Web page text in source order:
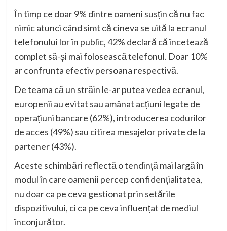
În timp ce doar 9% dintre oameni susțin că nu fac
nimic atunci când simt că cineva se uită la ecranul
telefonului lor în public, 42% declară că încetează
complet să-și mai folosească telefonul. Doar 10%
ar confrunta efectiv persoana respectivă.
De teama că un străin le-ar putea vedea ecranul,
europenii au evitat sau amânat acțiuni legate de
operațiuni bancare (62%), introducerea codurilor
de acces (49%) sau citirea mesajelor private de la
partener (43%).
Aceste schimbări reflectă o tendință mai largă în
modul în care oamenii percep confidențialitatea,
nu doar ca pe ceva gestionat prin setările
dispozitivului, ci ca pe ceva influențat de mediul
înconjurător.